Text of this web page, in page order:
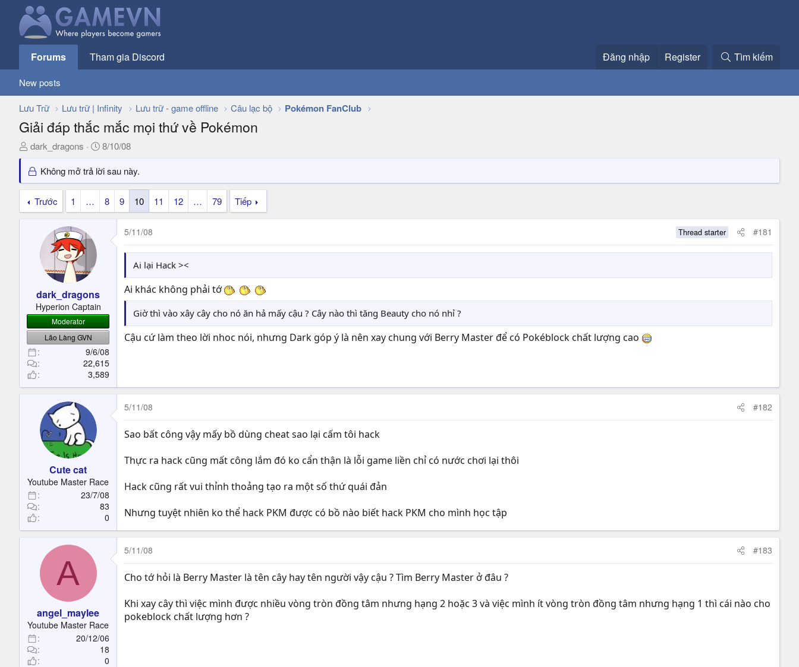
Forums Tham gia Discord Đăng nhập Register Tìm kiếm
New posts
Lưu Trữ Lưu trữ | Infinity Lưu trữ - game offline Câu lạc bộ Pokémon FanClub
Giải đáp thắc mắc mọi thứ về Pokémon
T
r
e
dark_dragons
N
à
y
ử
8/10/08
Không mở trả lời sau này.
Trước 1 … 8 9 10 11 12 … 79 Tiếp
dark_dragons
Hyperion Captain
Moderator
Lão Làng GVN
9/6/08
22,615
3,589
5/11/08 Thread starter #181
Ai lại Hack ><
Ai khác không phải tớ
Giờ thì vào xây cây cho nó ăn hả mấy cậu ? Cây nào thì tăng Beauty cho nó nhỉ ?
Cậu cứ làm theo lời nhoc nói, nhưng Dark góp ý là nên xay chung với Berry Master để có Pokéblock chất lượng cao
Cute cat
Youtube Master Race
23/7/08
83
0
5/11/08 #182
Sao bất công vậy mấy bồ dùng cheat sao lại cấm tôi hack
Thực ra hack cũng mất công lắm đó ko cẩn thận là lỗi game liền chỉ có nước chơi lại thôi
Hack cũng rất vui thỉnh thoảng tạo ra một số thứ quái đản
Nhưng tuyệt nhiên ko thể hack PKM được có bồ nào biết hack PKM cho mình học tập
A
angel_maylee
Youtube Master Race
20/12/06
18
0
5/11/08 #183
Cho tớ hỏi là Berry Master là tên cây hay tên người vậy cậu ? Tìm Berry Master ở đâu ?
Khi xay cây thì việc mình được nhiều vòng tròn đồng tâm nhưng hạng 2 hoặc 3 và việc mình ít vòng tròn đồng tâm nhưng hạng 1 thì cái nào cho
pokeblock chất lượng hơn ?